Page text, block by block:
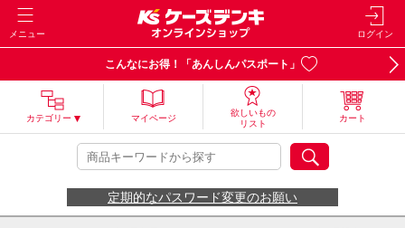
メニュー ログイン
こんなにお得！「あんしんパスポート」
カテゴリー マイページ
欲しいもの
リスト
カート
定期的なパスワード変更のお願い